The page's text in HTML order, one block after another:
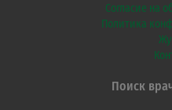
Согласие на
Политика
Поиск